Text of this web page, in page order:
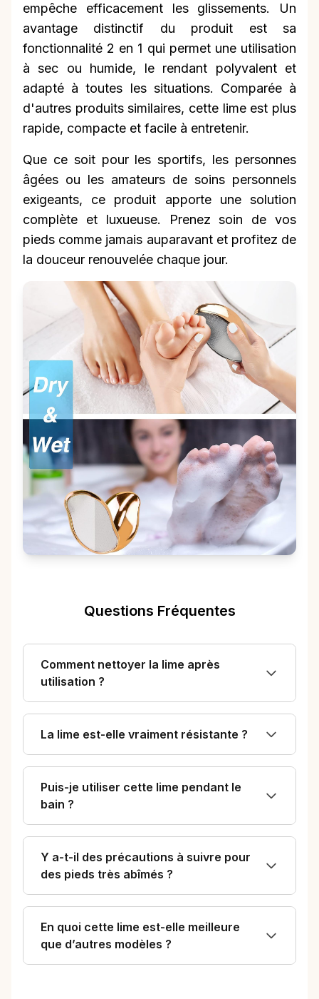
empêche efficacement les glissements. Un
avantage distinctif du produit est sa
fonctionnalité 2 en 1 qui permet une utilisation
à sec ou humide, le rendant polyvalent et
adapté à toutes les situations. Comparée à
d'autres produits similaires, cette lime est plus
rapide, compacte et facile à entretenir.
Que ce soit pour les sportifs, les personnes
âgées ou les amateurs de soins personnels
exigeants, ce produit apporte une solution
complète et luxueuse. Prenez soin de vos
pieds comme jamais auparavant et profitez de
la douceur renouvelée chaque jour.
Questions Fréquentes
Comment nettoyer la lime après
utilisation ?
La lime est-elle vraiment résistante ?
Puis-je utiliser cette lime pendant le
bain ?
Y a-t-il des précautions à suivre pour
des pieds très abîmés ?
En quoi cette lime est-elle meilleure
que d’autres modèles ?